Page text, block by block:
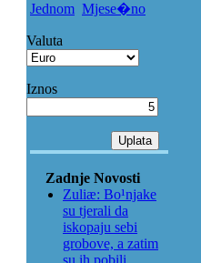
Jednom Mjese�no
Valuta
Iznos
Zadnje Novosti
Zuliæ: Bo¹njake
su tjerali da
iskopaju sebi
grobove, a zatim
su ih pobili